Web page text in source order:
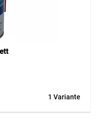
und
Fahrzeug und
ein dickflüssiges
von stark
Die haftstarke Formel
1 Variante